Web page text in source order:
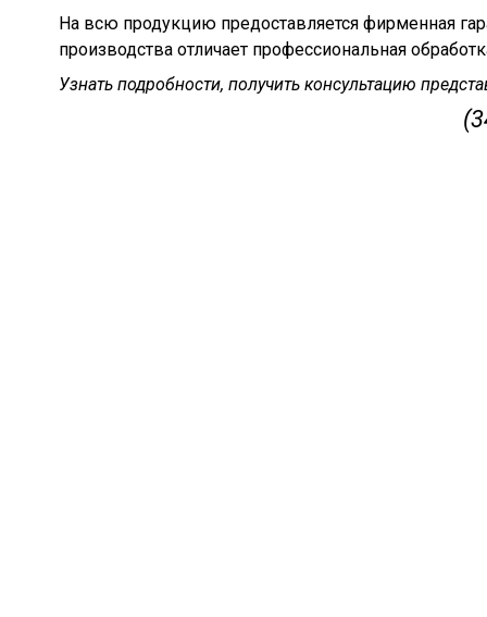
На всю продукцию предоставляется фирменная
производства отличает профессиональная
Узнать подробности, получить консультацию